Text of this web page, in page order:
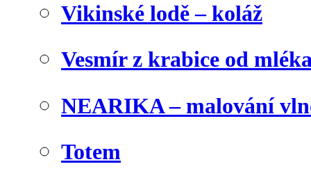
Vikinské lodě – koláž
Vesmír z krabice od
NEARIKA – malování
Totem